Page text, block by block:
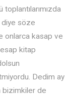
diye söze
onlarca kasap ve
kitap
Dedim ay
bizimkiler de